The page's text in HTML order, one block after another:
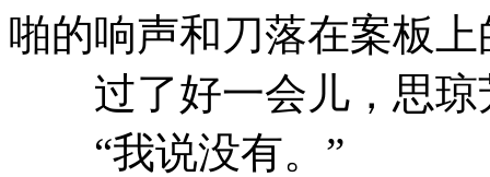
啪的响声和刀落在案板
过了好一会儿，思琼
“我说没有。”